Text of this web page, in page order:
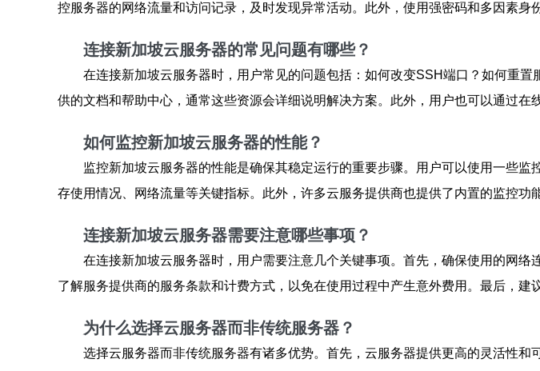
控服务器的网络流量和访问记录，及时发现异常活动。此外，使用强密码和多因素身
连接新加坡云服务器的常见问题有哪些？
在连接新加坡云服务器时，用户常见的问题包括：如何改变SSH端口？如何重
供的文档和帮助中心，通常这些资源会详细说明解决方案。此外，用户也可以通过在
如何监控新加坡云服务器的性能？
监控新加坡云服务器的性能是确保其稳定运行的重要步骤。用户可以使用一些
存使用情况、网络流量等关键指标。此外，许多云服务提供商也提供了内置的监控功
连接新加坡云服务器需要注意哪些事项？
在连接新加坡云服务器时，用户需要注意几个关键事项。首先，确保使用的网
了解服务提供商的服务条款和计费方式，以免在使用过程中产生意外费用。最后，建
为什么选择云服务器而非传统服务器？
选择云服务器而非传统服务器有诸多优势。首先，云服务器提供更高的灵活性